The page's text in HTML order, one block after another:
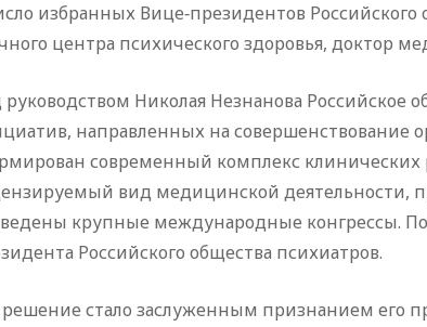
избранных Вице‑президентов
центра психического здоровья, доктор
Николая Незнанова Российское
направленных на совершенствование
современный комплекс клинических
вид медицинской деятельности,
крупные международные конгрессы.
Российского общества психиатров.
стало заслуженным признанием его